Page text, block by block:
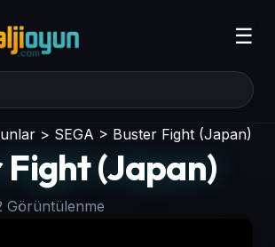
☰
> SEGA > Buster Fight (Japan)
Fight (Japan)
Görüntülenme